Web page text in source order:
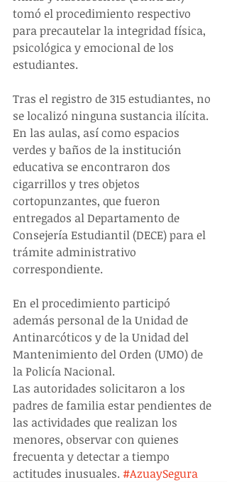
tomó el procedimiento respectivo
para precautelar la integridad física,
psicológica y emocional de los
estudiantes.
Tras el registro de 315 estudiantes, no
se localizó ninguna sustancia ilícita.
En las aulas, así como espacios
verdes y baños de la institución
educativa se encontraron dos
cigarrillos y tres objetos
cortopunzantes, que fueron
entregados al Departamento de
Consejería Estudiantil (DECE) para el
trámite administrativo
correspondiente.
En el procedimiento participó
además personal de la Unidad de
Antinarcóticos y de la Unidad del
Mantenimiento del Orden (UMO) de
la Policía Nacional.
Las autoridades solicitaron a los
padres de familia estar pendientes de
las actividades que realizan los
menores, observar con quienes
frecuenta y detectar a tiempo
actitudes inusuales. #AzuaySegura